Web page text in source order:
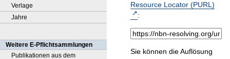
Verlage
Jahre
Weitere E-Pflichtsammlungen
Publikationen aus dem
Resource Locator (PURL)
:
Sie können die Auflösung